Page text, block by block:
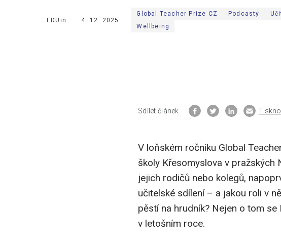
EDUin 4. 12. 2025
Global Teacher Prize CZ Podcasty
Wellbeing
Sdílet článek
V loňském ročníku Global
školy Křesomyslova v pražských
jejich rodičů nebo kolegů,
učitelské sdílení – a jakou roli v
pěstí na hrudník? Nejen o tom
v letošním roce.